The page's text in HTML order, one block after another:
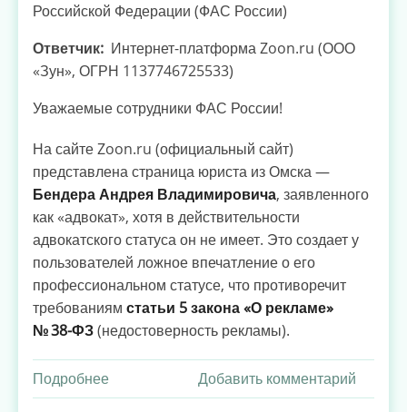
Российской Федерации (ФАС России)
Ответчик Интернет-платформа Zoon.ru (ООО
«Зун», ОГРН 1137746725533)
Уважаемые сотрудники ФАС России!
На сайте Zoon.ru (официальный сайт)
представлена страница юриста из Омска —
Бендера Андрея Владимировича, заявленного
как «адвокат», хотя в действительности
адвокатского статуса он не имеет. Это создает у
пользователей ложное впечатление о его
профессиональном статусе, что противоречит
требованиям статьи 5 закона «О рекламе»
№ 38-ФЗ(недостоверность рекламы).
Подробнее
Zoon.ru
Добавить комментарий